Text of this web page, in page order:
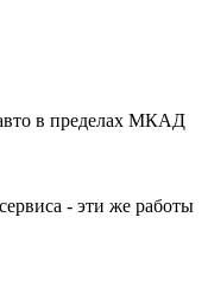
в пределах МКАД
- эти же работы